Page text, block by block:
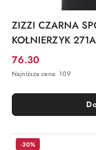
ZIZZI CZARNA
KOŁNIERZYK 271A
Cena
promocyjna:
76.30
Najniższa
z
30
przed
Najniższa cena: 109
-30%